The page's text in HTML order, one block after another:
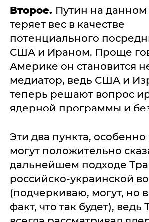
Второе. Путин на данном
теряет вес в качестве
потенциального
США и Ираном. Проще
Америке он становится
медиатор, ведь США и
теперь решают вопрос
ядерной программы и
Эти два пункта, особенно
могут положительно
дальнейшем подходе
российско-украинской
(подчеркиваю, могут, но
факт, что так будет), ведь